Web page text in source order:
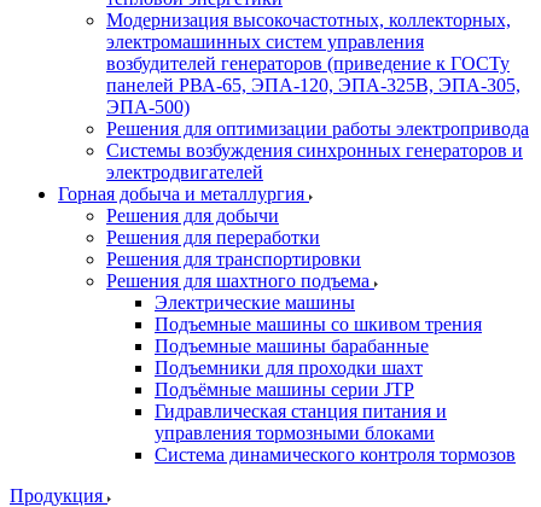
Модернизация высокочастотных, коллекторных,
электромашинных систем управления
возбудителей генераторов (приведение к ГОСТу
панелей РВА-65, ЭПА-120, ЭПА-325В, ЭПА-305,
ЭПА-500)
Решения для оптимизации работы электропривода
Системы возбуждения синхронных генераторов и
электродвигателей
Горная добыча и металлургия
Решения для добычи
Решения для переработки
Решения для транспортировки
Решения для шахтного подъема
Электрические машины
Подъемные машины со шкивом трения
Подъемные машины барабанные
Подъемники для проходки шахт
Подъёмные машины серии JTP
Гидравлическая станция питания и
управления тормозными блоками
Система динамического контроля тормозов
Продукция